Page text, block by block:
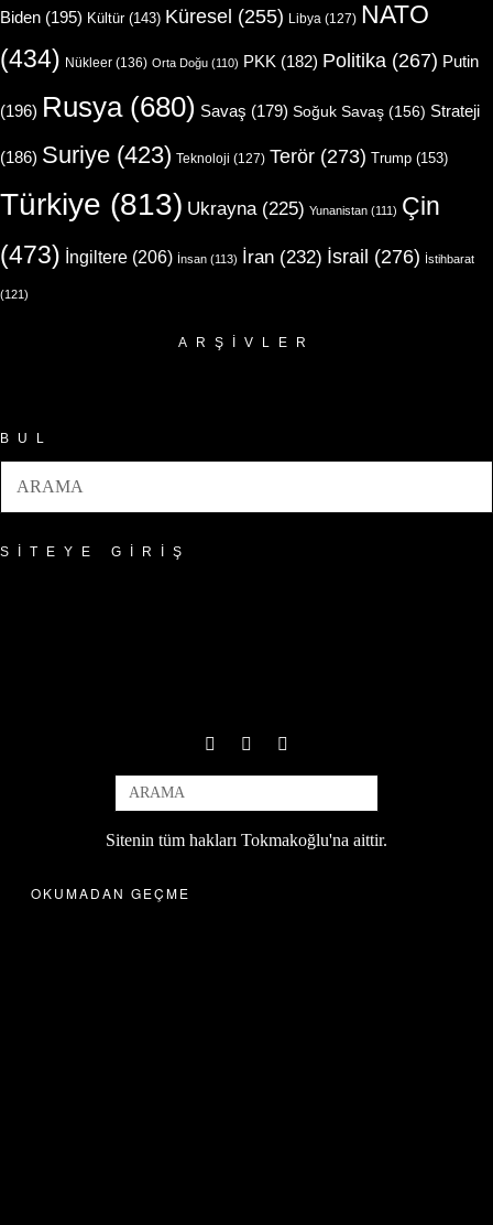
Biden (195) Kültür(143) Küresel (255) Libya (127) NATO
(434) Nükleer (136) Orta Doğu (110) PKK (182) Politika (267) Putin
(196) Rusya(680) Savaş (179) Soğuk Savaş (156) Strateji
(186) Suriye (423) Teknoloji (127) Terör (273) Trump (153)
Türkiye (813) Ukrayna(225) Yunanistan (111) Çin
(473) İngiltere (206) İnsan (113) İran (232) İsrail (276) İstihbarat
(121)
ARŞIVLER
BUL
SITEYE GIRIŞ
Sitenin tüm hakları Tokmakoğlu'na aittir.
OKUMADAN GEÇME